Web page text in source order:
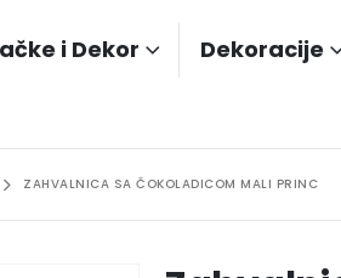
i Dekor Dekoracije
ZAHVALNICA SA ČOKOLADICOM MALI PRINC